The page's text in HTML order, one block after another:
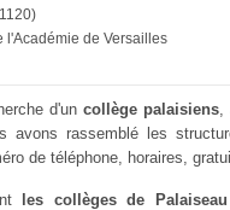
l'Académie de Versailles
d'un collège palaisiens,
avons rassemblé les
de téléphone, horaires,
les collèges de Palaiseau